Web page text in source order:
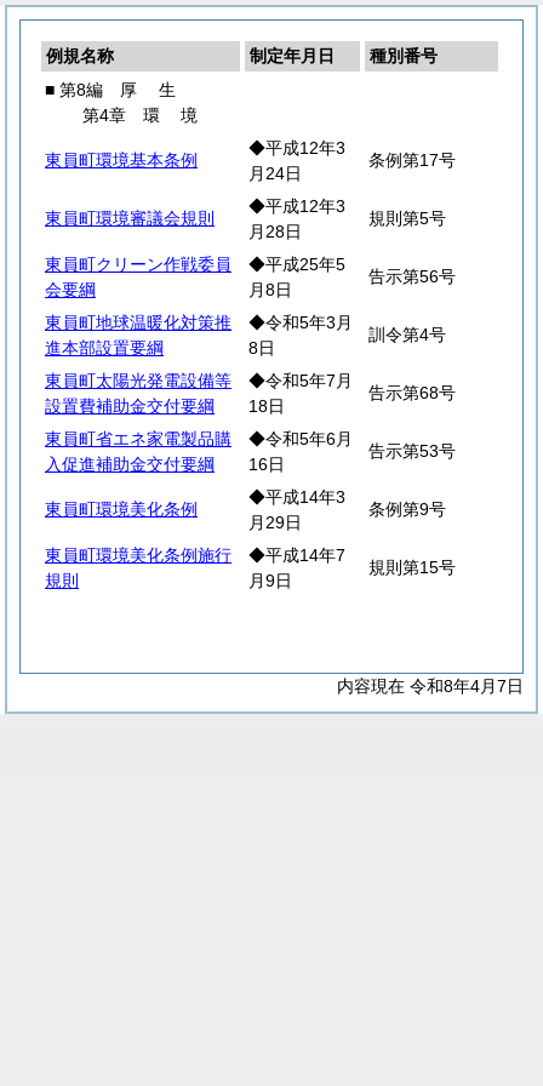
例規名称 制定年月日
種別番号
■ 第8編 厚 生
第4章 環境
東員町環境基本条例
◆平成12年3
月24日
条例第17号
東員町環境審議会規則
◆平成12年3
月28日
規則第5号
東員町クリーン作戦委員
会要綱
◆平成25年5
月8日
告示第56号
東員町地球温暖化対策推
進本部設置要綱
◆令和5年3月
8日
訓令第4号
東員町太陽光発電設備等
設置費補助金交付要綱
◆令和5年7月
18日
告示第68号
東員町省エネ家電製品購
入促進補助金交付要綱
◆令和5年6月
16日
告示第53号
東員町環境美化条例
◆平成14年3
月29日
条例第9号
東員町環境美化条例施行
規則
◆平成14年7
月9日
規則第15号
内容現在 令和8年4月7日